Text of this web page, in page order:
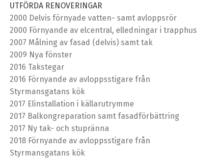
UTFÖRDA RENOVERINGAR
2000 Delvis förnyade vatten- samt avloppsrör
2000 Förnyande av elcentral, elledningar i trapphus
2007 Målning av fasad (delvis) samt tak
2009 Nya fönster
2016 Takstegar
2016 Förnyande av avloppsstigare från
Styrmansgatans kök
2017 Elinstallation i källarutrymme
2017 Balkongreparation samt fasadförbättring
2017 Ny tak- och stupränna
2018 Förnyande av avloppsstigare från
Styrmansgatans kök